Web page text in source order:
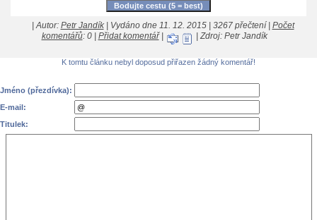
| Autor: Petr Jandík| Vydáno dne 11. 12. 2015 | 3267 přečtení | Počet
komentářů: 0 | Přidat komentář| | Zdroj: Petr Jandík
K tomtu článku nebyl doposud přiřazen žádný komentář!
Jméno (přezdívka):
E-mail:
Titulek: